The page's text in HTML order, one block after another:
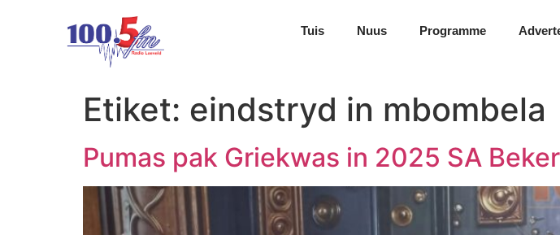
Tuis Nuus Programme
Etiket: eindstryd in mbombela
Pumas pak Griekwas in 2025 SA